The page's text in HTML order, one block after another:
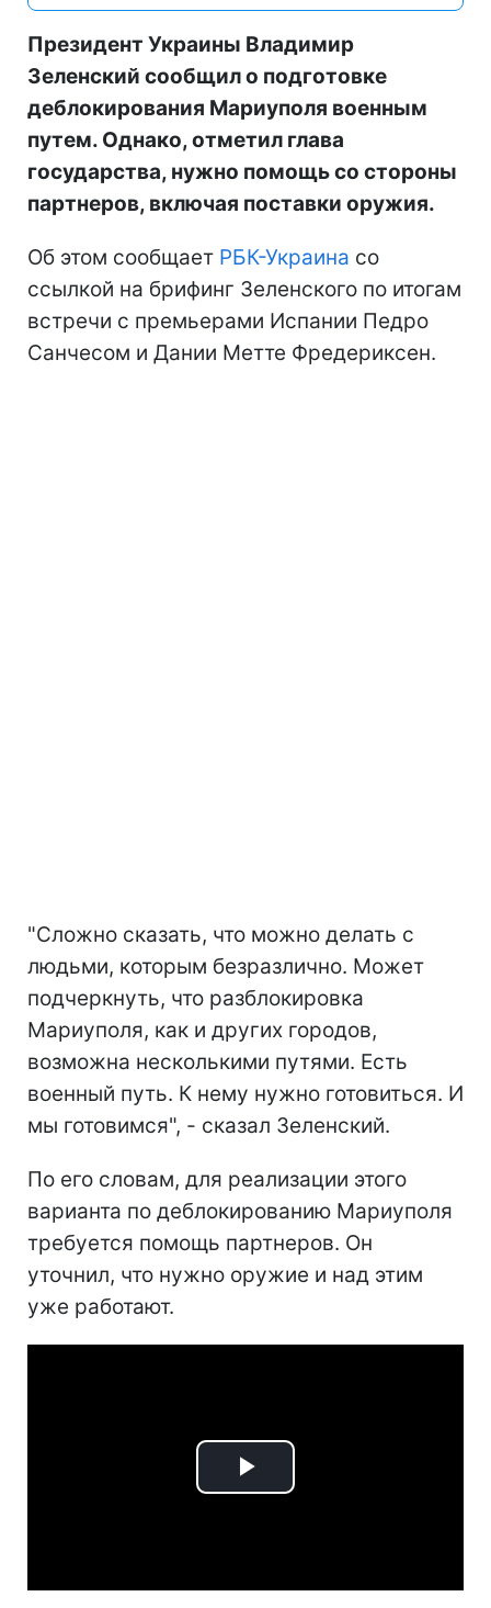
Президент Украины Владимир
Зеленский сообщил о подготовке
деблокирования Мариуполя военным
путем. Однако, отметил глава
государства, нужно помощь со стороны
партнеров, включая поставки оружия.
Об этом сообщает РБК-Украина со
ссылкой на брифинг Зеленского по итогам
встречи с премьерами Испании Педро
Санчесом и Дании Метте Фредериксен.
"Сложно сказать, что можно делать с
людьми, которым безразлично. Может
подчеркнуть, что разблокировка
Мариуполя, как и других городов,
возможна несколькими путями. Есть
военный путь. К нему нужно готовиться. И
мы готовимся", - сказал Зеленский.
По его словам, для реализации этого
варианта по деблокированию Мариуполя
требуется помощь партнеров. Он
уточнил, что нужно оружие и над этим
уже работают.
Play